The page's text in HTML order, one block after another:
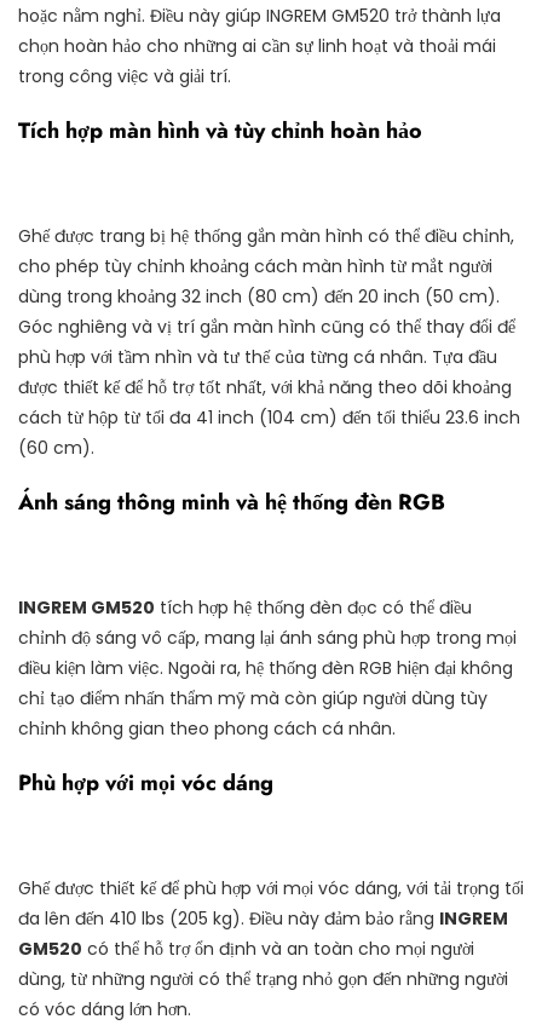
hoặc nằm nghỉ. Điều này giúp INGREM GM520 trở thành lựa
chọn hoàn hảo cho những ai cần sự linh hoạt và thoải mái
trong công việc và giải trí.
Tích hợp màn hình và tùy chỉnh hoàn hảo
Ghế được trang bị hệ thống gắn màn hình có thể điều chỉnh,
cho phép tùy chỉnh khoảng cách màn hình từ mắt người
dùng trong khoảng 32 inch (80 cm) đến 20 inch (50 cm).
Góc nghiêng và vị trí gắn màn hình cũng có thể thay đổi để
phù hợp với tầm nhìn và tư thế của từng cá nhân. Tựa đầu
được thiết kế để hỗ trợ tốt nhất, với khả năng theo dõi khoảng
cách từ hộp từ tối đa 41 inch (104 cm) đến tối thiểu 23.6 inch
(60 cm).
Ánh sáng thông minh và hệ thống đèn RGB
INGREM GM520 tích hợp hệ thống đèn đọc có thể điều
chỉnh độ sáng vô cấp, mang lại ánh sáng phù hợp trong mọi
điều kiện làm việc. Ngoài ra, hệ thống đèn RGB hiện đại không
chỉ tạo điểm nhấn thẩm mỹ mà còn giúp người dùng tùy
chỉnh không gian theo phong cách cá nhân.
Phù hợp với mọi vóc dáng
Ghế được thiết kế để phù hợp với mọi vóc dáng, với tải trọng tối
đa lên đến 410 lbs (205 kg). Điều này đảm bảo rằng INGREM
GM520 có thể hỗ trợ ổn định và an toàn cho mọi người
dùng, từ những người có thể trạng nhỏ gọn đến những người
có vóc dáng lớn hơn.